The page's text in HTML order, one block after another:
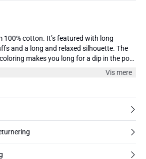
100% cotton. It’s featured with long
and a long and relaxed silhouette. The
makes you long for a dip in the pool
Vis mere